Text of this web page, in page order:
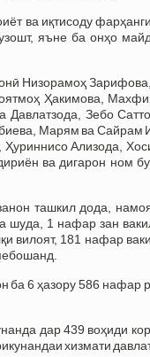
ва иқтисоду
яъне ба онҳо
Низорамоҳ
Ҳакимова,
Зебо
Марям ва Сайрам
Ализода,
ва дигарон ном
ташкил дода,
шуда, 1 нафар зан
вилоят, 181 нафар
6 ҳазору 586 нафар
дар 439 воҳиди
хизмати